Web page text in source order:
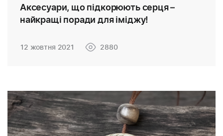
Аксесуари, що підкорюють серця –
найкращі поради для іміджу!
12 жовтня 2021 2880